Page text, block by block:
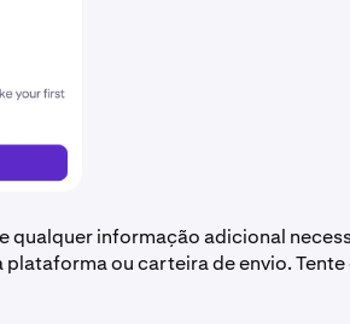
qualquer informação adicional
plataforma ou carteira de envio.